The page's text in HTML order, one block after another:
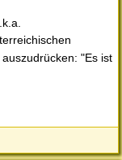
, auszudrücken: "Es ist